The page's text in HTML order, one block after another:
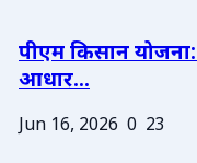
पीएम किसान
आधार...
Jun 16, 2026 0 23